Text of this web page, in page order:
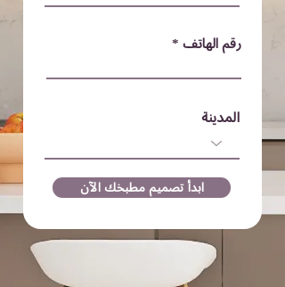
رقم الهاتف
المدينة
ابدأ تصميم مطبخك الآن